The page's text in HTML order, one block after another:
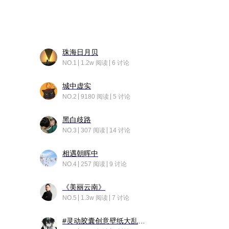
珠海日月贝
NO.1 1.2w 阅读 6 讨论
城中虚实
NO.2 9180 阅读 5 讨论
黑白歧路
NO.3 307 阅读 14 讨论
相遇朝晖中
NO.4 257 阅读 9 讨论
《美丽云南》
NO.5 1.3w 阅读 7 讨论